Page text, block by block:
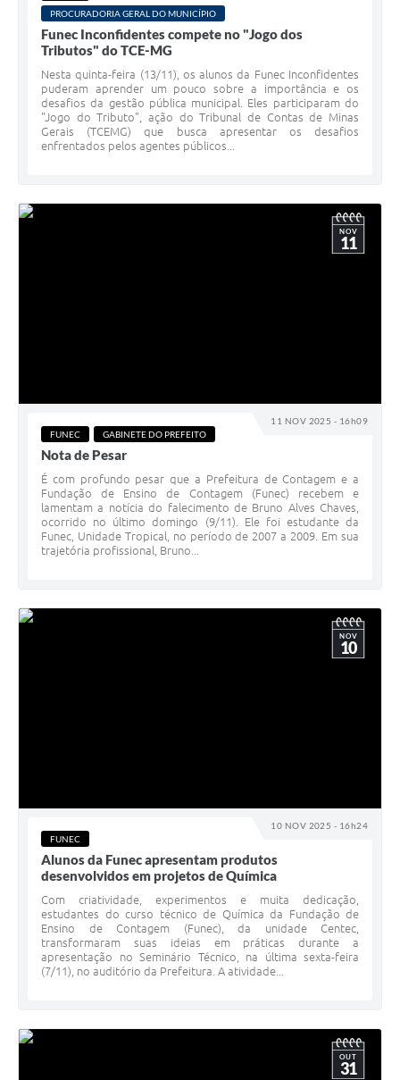
PROCURADORIA GERAL DO MUNICÍPIO
Funec Inconfidentes compete no "Jogo dos
Tributos" do TCE-MG
Nesta quinta-feira (13/11), os alunos da Funec Inconfidentes
puderam aprender um pouco sobre a importância e os
desafios da gestão pública municipal. Eles participaram do
"Jogo do Tributo", ação do Tribunal de Contas de Minas
Gerais (TCEMG) que busca apresentar os desafios
enfrentados pelos agentes públicos...
11 NOV 2025 - 16h09
NOV
11
FUNEC GABINETE DO PREFEITO
Nota de Pesar
É com profundo pesar que a Prefeitura de Contagem e a
Fundação de Ensino de Contagem (Funec) recebem e
lamentam a notícia do falecimento de Bruno Alves Chaves,
ocorrido no último domingo (9/11). Ele foi estudante da
Funec, Unidade Tropical, no período de 2007 a 2009. Em sua
trajetória profissional, Bruno...
10 NOV 2025 - 16h24
NOV
10
FUNEC
Alunos da Funec apresentam produtos
desenvolvidos em projetos de Química
Com criatividade, experimentos e muita dedicação,
estudantes do curso técnico de Química da Fundação de
Ensino de Contagem (Funec), da unidade Centec,
transformaram suas ideias em práticas durante a
apresentação no Seminário Técnico, na última sexta-feira
(7/11), no auditório da Prefeitura. A atividade...
OUT
31